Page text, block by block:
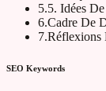
5.5. Idées
6.Cadre De
7.Réflexions
SEO Keywords